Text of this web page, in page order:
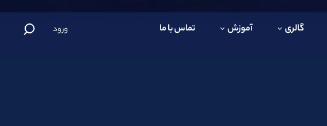
گالری آموزش تماس با ما ورود